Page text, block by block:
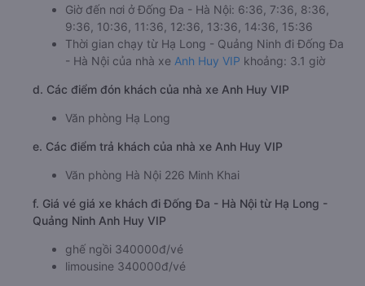
Giờ đến nơi ở Đống Đa - Hà Nội: 6:36, 7:36, 8:36,
9:36, 10:36, 11:36, 12:36, 13:36, 14:36, 15:36
Thời gian chạy từ Hạ Long - Quảng Ninh đi Đống Đa
- Hà Nội của nhà xe Anh Huy VIP khoảng: 3.1 giờ
d. Các điểm đón khách của nhà xe Anh Huy VIP
Văn phòng Hạ Long
e. Các điểm trả khách của nhà xe Anh Huy VIP
Văn phòng Hà Nội 226 Minh Khai
f. Giá vé giá xe khách đi Đống Đa - Hà Nội từ Hạ Long -
Quảng Ninh Anh Huy VIP
ghế ngồi 340000đ/vé
limousine 340000đ/vé